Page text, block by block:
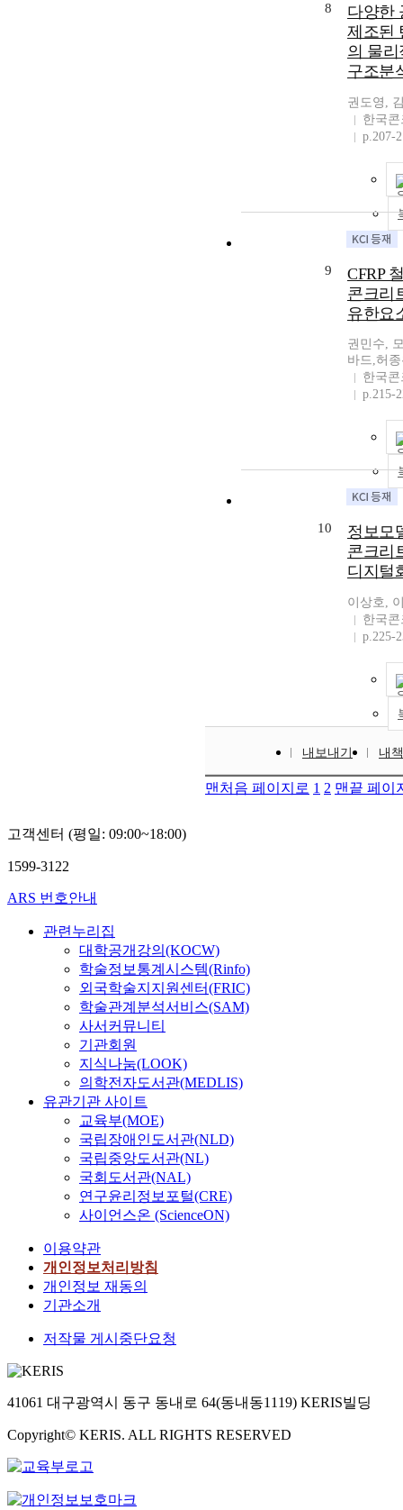
8
다양한
제조된
의 물리
구조분
권도영,
한국
p.207-
9
CFRP
콘크리
유한요
권민수,
바드,허
한국
p.215-
10
정보모
콘크리
디지털
이상호,
한국
p.225-
내보내기 내
맨처음 페이지로 1 2 맨끝 페이
고객센터 (평일: 09:00~18:00)
1599-3122
ARS 번호안내
관련누리집
대학공개강의(KOCW)
학술정보통계시스템(Rinfo)
외국학술지지원센터(FRIC)
학술관계분석서비스(SAM)
사서커뮤니티
기관회원
지식나눔(LOOK)
의학전자도서관(MEDLIS)
유관기관 사이트
교육부(MOE)
국립장애인도서관(NLD)
국립중앙도서관(NL)
국회도서관(NAL)
연구윤리정보포털(CRE)
사이언스온 (ScienceON)
이용약관
개인정보처리방침
개인정보 재동의
기관소개
저작물 게시중단요청
41061 대구광역시 동구 동내로 64(동내동1119) KERIS빌딩
Copyright© KERIS. ALL RIGHTS RESERVED